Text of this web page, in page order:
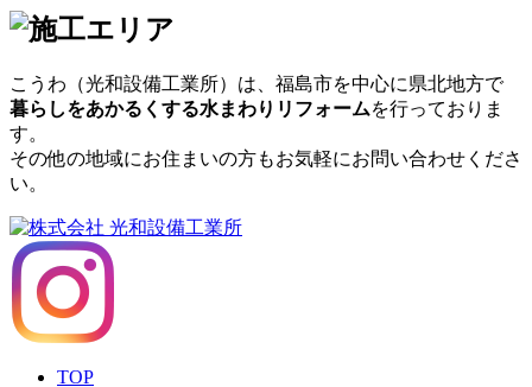
こうわ（光和設備工業所） は、福島市を中心に県北地方で
暮らしをあかるくする水まわりリフォームを行っておりま
す。
その他の地域にお住まいの方もお気軽にお問い合わせくださ
い。
TOP